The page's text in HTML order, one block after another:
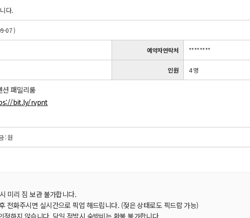
다.
07 )
예약자연락처 ********
인원 4 명
션 패밀리룸
bit.ly/rvpnt
: 원
미리 짐 보관 불가합니다.
전화주시면 실시간으로 픽업 해드립니다. (젖은 상태로도 픽드랍 가능)
하지 않습니다. 당일 적발시 숙박비는 환불 불가합니다.